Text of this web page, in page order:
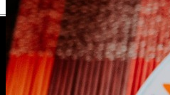
English